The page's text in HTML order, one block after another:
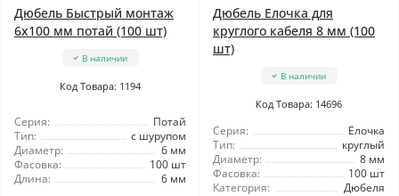
Дюбель Быстрый монтаж
6x100 мм потай (100 шт)
В наличии
Код Товара: 1194
Серия:
Потай
Тип:
с шурупом
Диаметр:
6 мм
Фасовка:
100 шт
Длина:
6 мм
Дюбель Елочка для
круглого кабеля 8 мм (100
шт)
В наличии
Код Товара: 14696
Серия:
Елочка
Тип:
круглый
Диаметр:
8 мм
Фасовка:
100 шт
Категория:
Дюбеля